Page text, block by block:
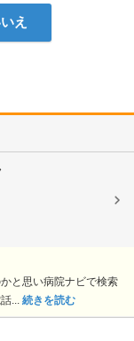
え
と思い病院ナビで検索
... 続きを読む